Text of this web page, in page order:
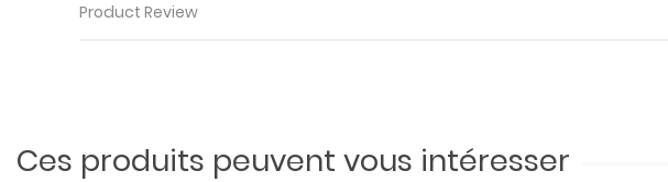
Product Review
Ces produits peuvent vous intéresser